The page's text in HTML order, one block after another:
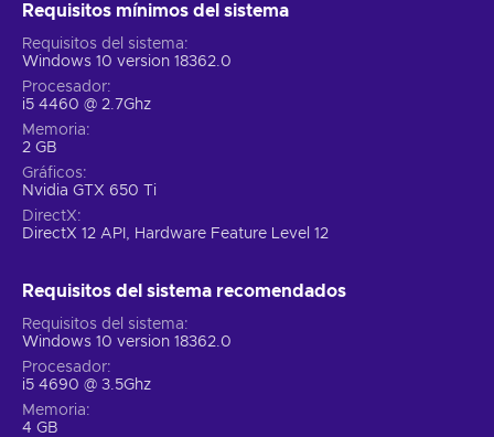
Requisitos mínimos del sistema
Requisitos del sistema
Windows 10 version 18362.0
Procesador
i5 4460 @ 2.7Ghz
Memoria
2 GB
Gráficos
Nvidia GTX 650 Ti
DirectX
DirectX 12 API, Hardware Feature Level 12
Requisitos del sistema recomendados
Requisitos del sistema
Windows 10 version 18362.0
Procesador
i5 4690 @ 3.5Ghz
Memoria
4 GB